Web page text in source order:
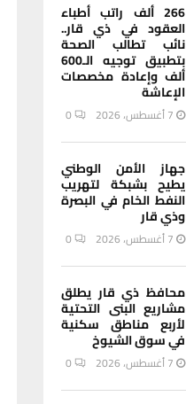
266 ألف راتب أطباء
العقود في ذي قار..
نائب تطالب الصحة
بتطبيق توجيه الـ600
ألف وإعادة مخصصات
الإعاشة
7 أغسطس، 2026 0
جهاز الأمن الوطني
يطيح بشبكة لتهريب
النفط الخام في البصرة
وذي قار
7 أغسطس، 2026 0
محافظ ذي قار يطلق
مشاريع البنى التحتية
لأربع مناطق سكنية
في سوق الشيوخ
7 أغسطس، 2026 0